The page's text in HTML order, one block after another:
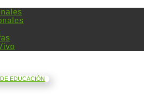
EDUCACIÓN